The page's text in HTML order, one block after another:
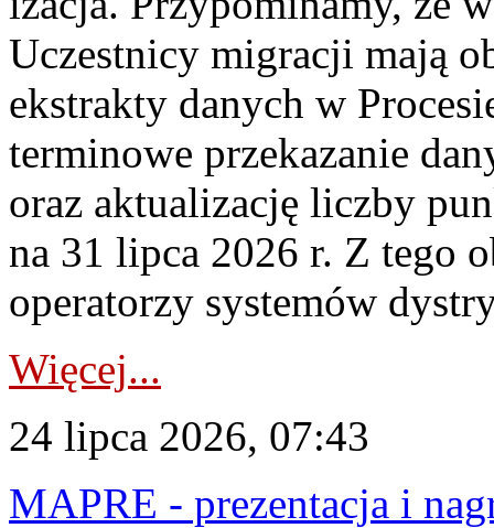
Uczestnicy migracji mają
ekstrakty danych w
terminowe przekazanie
oraz aktualizację liczby
na 31 lipca 2026 r. Z tego
operatorzy systemów
Więcej...
24 lipca 2026, 07:43
MAPRE - prezentacja i